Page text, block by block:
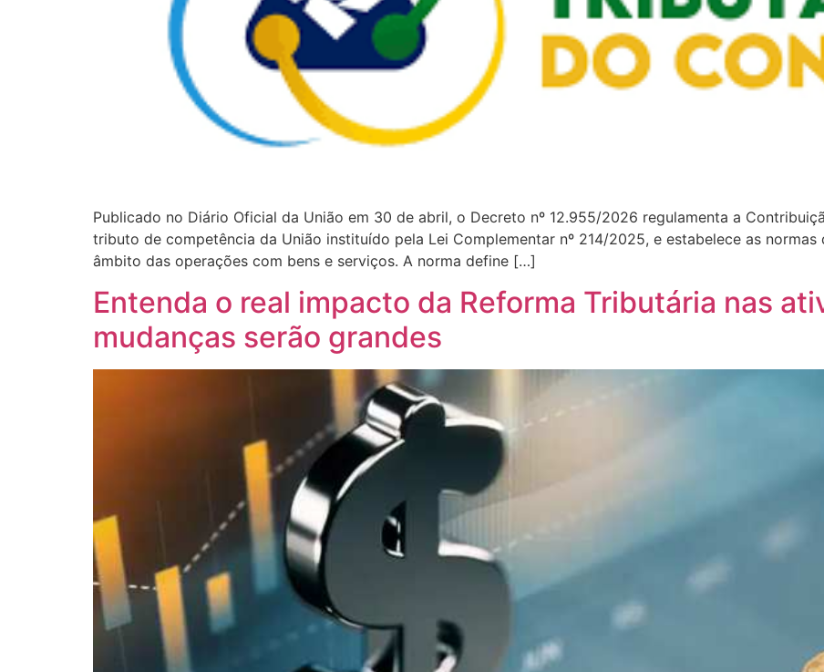
Publicado no Diário Oficial da União em 30 de abril, o Decreto nº 12.955/2026 regulamenta a
tributo de competência da União instituído pela Lei Complementar nº 214/2025, e estabelece as
âmbito das operações com bens e serviços. A norma define […]
Entenda o real impacto da Reforma Tributária nas
mudanças serão grandes